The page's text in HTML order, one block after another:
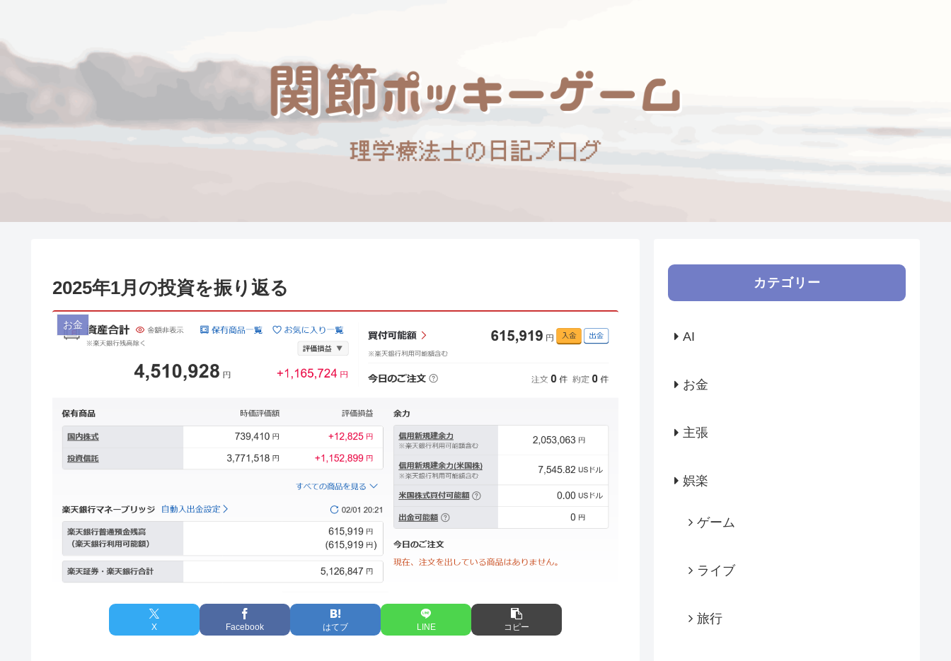
2025年1月の投資を振り返る
お金
X Facebook はてブ LINE コピー
カテゴリー
AI
お金
主張
娯楽
ゲーム
ライブ
旅行